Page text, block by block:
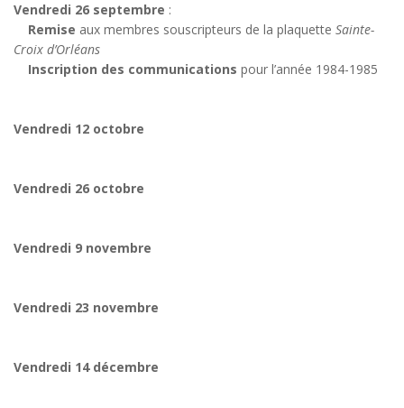
Vendredi 26 septembre :
Remise aux membres souscripteurs de la plaquette Sainte-
Croix d’Orléans
Inscription des communications pour l’année 1984-1985
Vendredi 12 octobre
Vendredi 26 octobre
Vendredi 9 novembre
Vendredi 23 novembre
Vendredi 14 décembre